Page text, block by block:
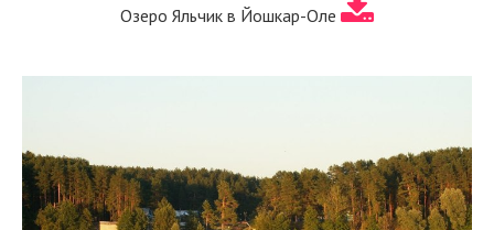
Озеро Яльчик в Йошкар-Оле